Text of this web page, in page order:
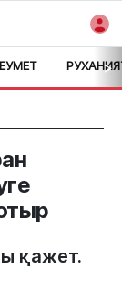
>
қажет.